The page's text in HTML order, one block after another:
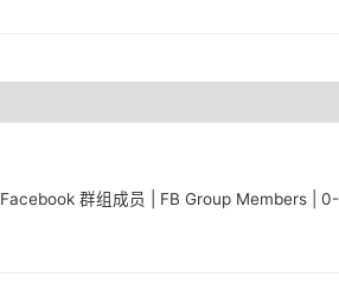
Facebook 群组成员 | FB Group Members |